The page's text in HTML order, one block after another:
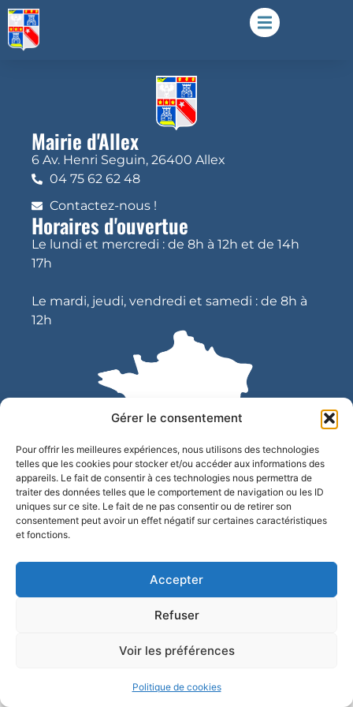
Gérer le consentement
Pour offrir les meilleures expériences, nous utilisons des technologies
telles que les cookies pour stocker et/ou accéder aux informations des
appareils. Le fait de consentir à ces technologies nous permettra de
traiter des données telles que le comportement de navigation ou les ID
uniques sur ce site. Le fait de ne pas consentir ou de retirer son
consentement peut avoir un effet négatif sur certaines caractéristiques
et fonctions.
Accepter
Refuser
Voir les préférences
Politique de cookies
Mairie d'Allex
6 Av. Henri Seguin, 26400 Allex
04 75 62 62 48
Contactez-nous !
Horaires d'ouvertue
Le lundi et mercredi : de 8h à 12h et de 14h
17h
Le mardi, jeudi, vendredi et samedi : de 8h à
12h
AccessibilitéConfidentialitéMentions légales
Plan du site